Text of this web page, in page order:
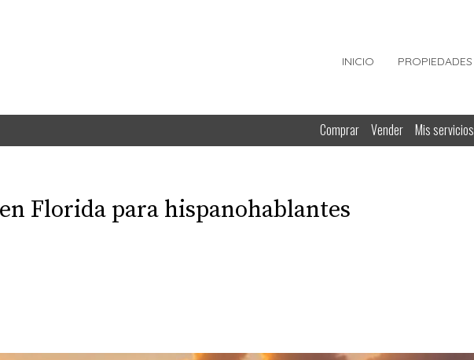
INICIO PROPIEDADES
Comprar Vender Mis servicios
Florida para hispanohablantes